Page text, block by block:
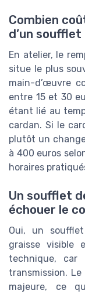
Combien
d’un
En atelier, le
situe le plus
main-d’œuvre
entre 15 et 30
étant lié au
cardan. Si le
plutôt un
à 400 euros
horaires
Un soufflet
échouer le
Oui, un
graisse
technique,
transmission.
majeure, ce